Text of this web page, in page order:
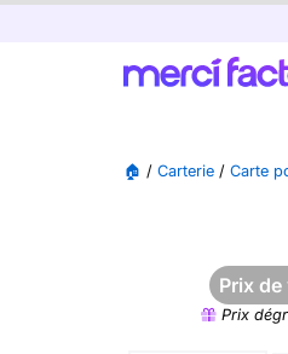
🏠 / Carterie / Carte
Prix
Prix